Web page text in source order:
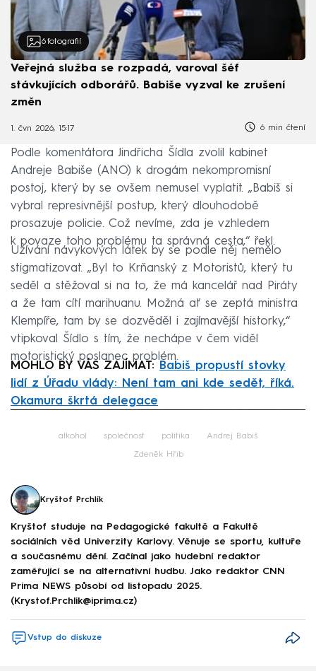
6 fotografií
Veřejná služba se rozpadá, varoval šéf
stávkujících odborářů. Babiše vyzval ke zrušení
změn
1. čvn 2026, 15:17 6 min čtení
Podle komentátora Jindřicha Šídla zvolil kabinet
Andreje Babiše (ANO) k drogám nekompromisní
postoj, který by se ovšem nemusel vyplatit. „Babiš si
vybral represivnější postup, který dlouhodobě
prosazuje policie. Což nevíme, zda je vzhledem
k povaze toho problému ta správná cesta,“ řekl.
Užívání návykových látek by se podle něj nemělo
stigmatizovat. „Byl to Krňanský z Motoristů, který tu
seděl a stěžoval si na to, že má kancelář nad Piráty
a že tam cítí marihuanu. Možná ať se zeptá ministra
Klempíře, tam by se dozvěděl i zajímavější historky,“
vtipkoval Šídlo s tím, že nechápe v čem viděl
motoristický poslanec problém.
MOHLO BY VÁS ZAJÍMAT:
Babiš propustí stovky
lidí z Úřadu vlády: Není tam ani kde sedět, říká.
Okamura škrtá delegace
alkohol společnost politika Andrej Babiš
Zdeněk Hřib
Kryštof Prchlík
Kryštof studuje na Pedagogické fakultě a Fakultě
sociálních věd Univerzity Karlovy. Věnuje se sportu, kultuře
a současnému dění. Začínal jako hudební redaktor
zaměřující se na alternativní hudbu. Jako redaktor CNN
Prima NEWS působí od listopadu 2025.
(Krystof.Prchlik@iprima.cz)
Vstup do diskuze